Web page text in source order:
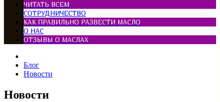
ЧИТАТЬ ВСЕМ
СОТРУДНИЧЕСТВО
КАК ПРАВИЛЬНО РАЗВЕСТИ МАСЛО
О НАС
ОТЗЫВЫ О МАСЛАХ
Блог
Новости
Новости